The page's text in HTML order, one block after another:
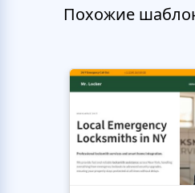
Похожие